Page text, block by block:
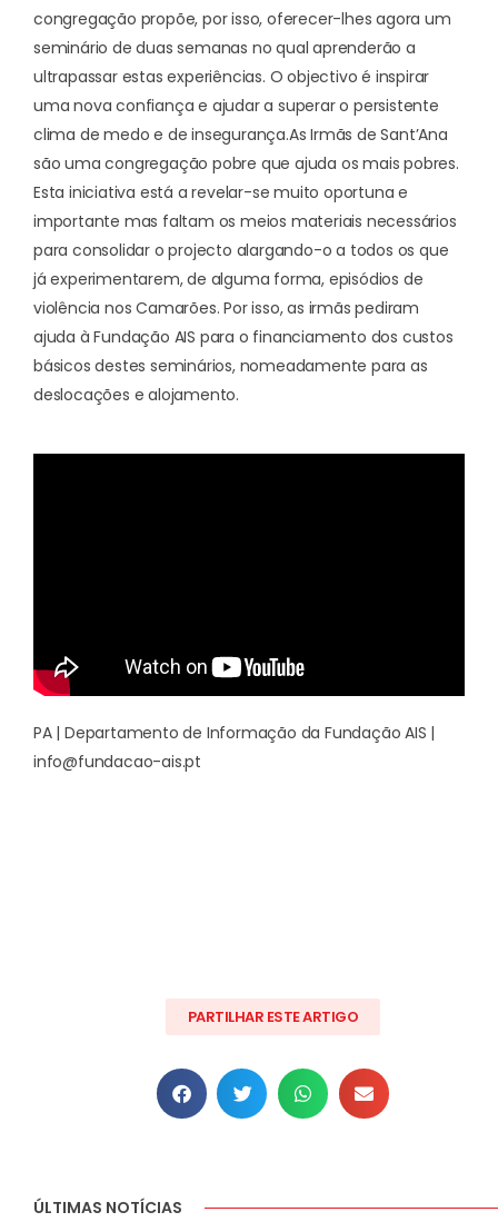
congregação propõe, por isso, oferecer-lhes agora um
seminário de duas semanas no qual aprenderão a
ultrapassar estas experiências. O objectivo é inspirar
uma nova confiança e ajudar a superar o persistente
clima de medo e de insegurança.As Irmãs de Sant’Ana
são uma congregação pobre que ajuda os mais pobres.
Esta iniciativa está a revelar-se muito oportuna e
importante mas faltam os meios materiais necessários
para consolidar o projecto alargando-o a todos os que
já experimentarem, de alguma forma, episódios de
violência nos Camarões. Por isso, as irmãs pediram
ajuda à Fundação AIS para o financiamento dos custos
básicos destes seminários, nomeadamente para as
deslocações e alojamento.
PA | Departamento de Informação da Fundação AIS |
info@fundacao-ais.pt
PARTILHAR ESTE ARTIGO
ÚLTIMAS NOTÍCIAS